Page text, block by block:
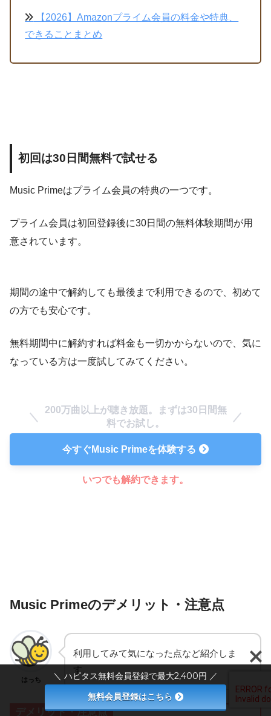
【2026】Amazonプライム会員の料金や特典、
できることまとめ
初回は30日間無料で試せる
Music Primeはプライム会員の特典の一つです。
プライム会員は初回登録後に30日間の無料体験期間が用
意されています。
期間の途中で解約しても最後まで利用できるので、初めて
の方でも安心です。
無料期間中に解約すれば料金も一切かからないので、気に
なっている方は一度試してみてください。
200万曲以上が聴き放題。まずは30日間無
料でお試し。
今すぐMusic Primeを体験する
いつでも解約できます。
Music Primeのデメリット・注意点
はっち
利用してみて気になった点など紹介しま
す。
デメリット・注意点
＼ ハピタス無料会員登録で最大2,400円 ／
無料会員登録はこちら